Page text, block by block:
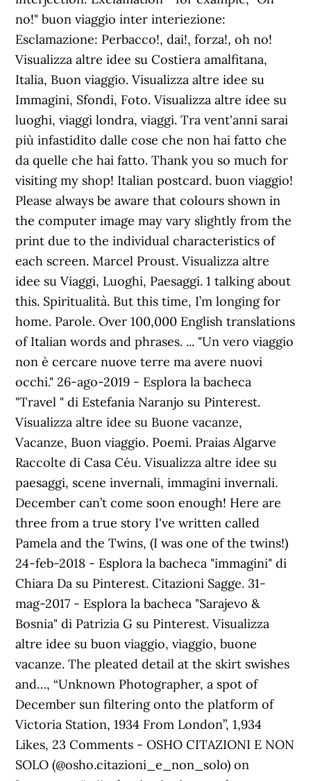
no!" buon viaggio inter interiezione:
Esclamazione: Perbacco!, dai!, forza!, oh no!
Visualizza altre idee su Costiera amalfitana,
Italia, Buon viaggio. Visualizza altre idee su
Immagini, Sfondi, Foto. Visualizza altre idee su
luoghi, viaggi londra, viaggi. Tra vent'anni sarai
più infastidito dalle cose che non hai fatto che
da quelle che hai fatto. Thank you so much for
visiting my shop! Italian postcard. buon viaggio!
Please always be aware that colours shown in
the computer image may vary slightly from the
print due to the individual characteristics of
each screen. Marcel Proust. Visualizza altre
idee su Viaggi, Luoghi, Paesaggi. 1 talking about
this. Spiritualità. But this time, I’m longing for
home. Parole. Over 100,000 English translations
of Italian words and phrases. ... "Un vero viaggio
non è cercare nuove terre ma avere nuovi
occhi." 26-ago-2019 - Esplora la bacheca
"Travel ️" di Estefania Naranjo su Pinterest.
Visualizza altre idee su Buone vacanze,
Vacanze, Buon viaggio. Poemi. Praias Algarve
Raccolte di Casa Céu. Visualizza altre idee su
paesaggi, scene invernali, immagini invernali.
December can’t come soon enough! Here are
three from a true story I've written called
Pamela and the Twins, (I was one of the twins!)
24-feb-2018 - Esplora la bacheca "immagini" di
Chiara Da su Pinterest. Citazioni Sagge. 31-
mag-2017 - Esplora la bacheca "Sarajevo &
Bosnia" di Patrizia G su Pinterest. Visualizza
altre idee su buon viaggio, viaggio, buone
vacanze. The pleated detail at the skirt swishes
and…, “Unknown Photographer, a spot of
December sun filtering onto the platform of
Victoria Station, 1934 From London”, 1,934
Likes, 23 Comments - OSHO CITAZIONI E NON
SOLO (@osho.citazioni_e_non_solo) on